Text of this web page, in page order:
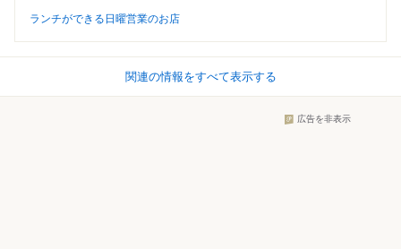
ランチができる日曜営業のお店
関連の情報をすべて表示する
広告を非表示